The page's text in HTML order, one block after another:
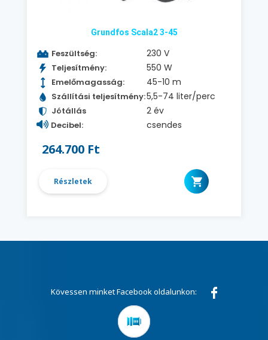
Grundfos Scala2 3-45
Feszültség: 230 V
Teljesítmény: 550 W
Emelőmagasság: 45-10 m
Szállítási teljesítmény:5,5-74 liter/perc
Jótállás 2 év
Decibel: csendes
264.700 Ft
Részletek
Kövessen minket Facebook oldalunkon: